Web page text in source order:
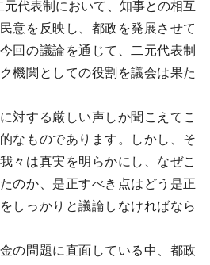
代表制において、知事との相互
意を反映し、都政を発展させて
回の議論を通じて、二元代表制
機関としての役割を議会は果た
対する厳しい声しか聞こえてこ
なものであります。しかし、そ
々は真実を明らかにし、なぜこ
のか、是正すべき点はどう是正
しっかりと議論しなければなら
の問題に直面している中、都政